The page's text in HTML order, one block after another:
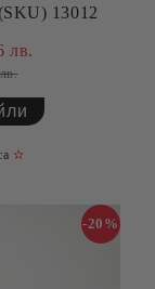
13012
лв.
✫
-20%